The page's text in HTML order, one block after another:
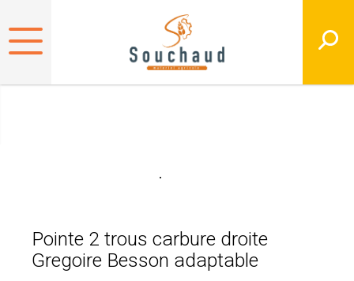
Pointe 2 trous carbure droite
Gregoire Besson adaptable